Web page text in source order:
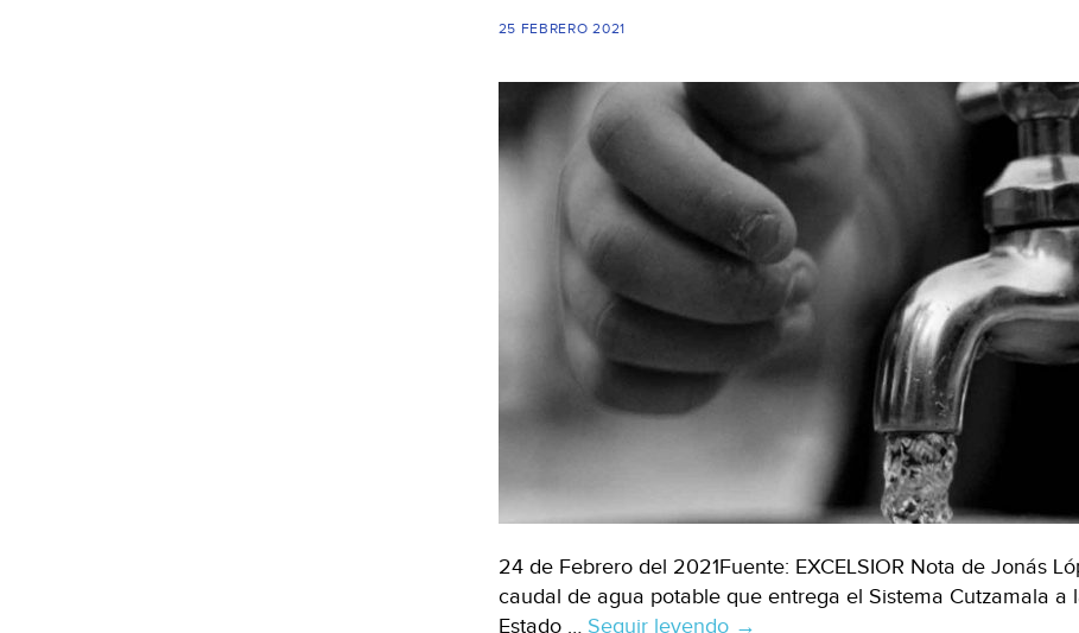
25 FEBRERO 2021
24 de Febrero del 2021Fuente: EXCELSIOR Nota de Jonás
caudal de agua potable que entrega el Sistema Cutzamala
Estado … Seguir leyendo CDMX:
→